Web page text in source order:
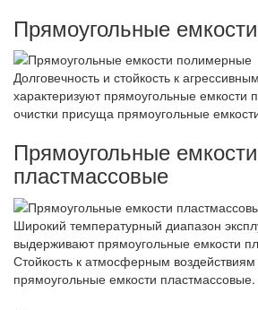
Прямоугольные
Долговечность и стойкость к
характеризуют прямоугольные емкости
очистки присуща прямоугольные
Прямоугольные емкости
пластмассовые
Широкий температурный диапазон
выдерживают прямоугольные емкости
Стойкость к атмосферным воздействиям
прямоугольные емкости пластмассовые.